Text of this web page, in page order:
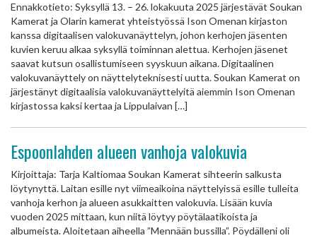
Ennakkotieto: Syksyllä 13. – 26. lokakuuta 2025 järjestävät Soukan
Kamerat ja Olarin kamerat yhteistyössä Ison Omenan kirjaston
kanssa digitaalisen valokuvanäyttelyn, johon kerhojen jäsenten
kuvien keruu alkaa syksyllä toiminnan alettua. Kerhojen jäsenet
saavat kutsun osallistumiseen syyskuun aikana. Digitaalinen
valokuvanäyttely on näyttelyteknisesti uutta. Soukan Kamerat on
järjestänyt digitaalisia valokuvanäyttelyitä aiemmin Ison Omenan
kirjastossa kaksi kertaa ja Lippulaivan […]
Espoonlahden alueen vanhoja valokuvia
Kirjoittaja: Tarja Kaltiomaa Soukan Kamerat sihteerin salkusta
löytynyttä. Laitan esille nyt viimeaikoina näyttelyissä esille tulleita
vanhoja kerhon ja alueen asukkaitten valokuvia. Lisään kuvia
vuoden 2025 mittaan, kun niitä löytyy pöytälaatikoista ja
albumeista. Aloitetaan aiheella ”Mennään bussilla”. Pöydälleni oli